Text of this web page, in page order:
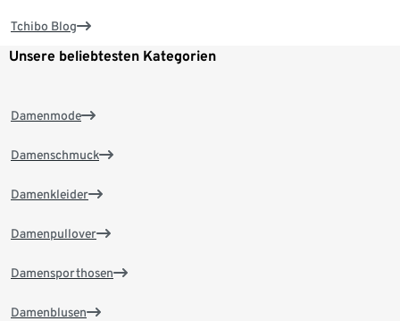
Tchibo Blog
Unsere beliebtesten Kategorien
Damenmode
Damenschmuck
Damenkleider
Damenpullover
Damensporthosen
Damenblusen